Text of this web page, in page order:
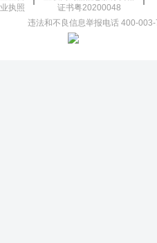
业执照
证书粤20200048
违法和不良信息举报电话 400-